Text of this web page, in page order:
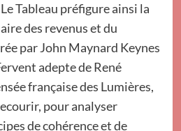
Tableau préfigure ainsi la
des revenus et du
par John Maynard Keynes
adepte de René
française des Lumières,
pour analyser
de cohérence et de